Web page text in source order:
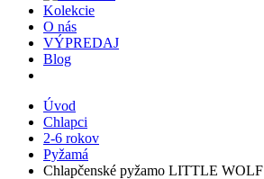
Kolekcie
O nás
VÝPREDAJ
Blog
Úvod
Chlapci
2-6 rokov
Pyžamá
Chlapčenské pyžamo LITTLE WOLF